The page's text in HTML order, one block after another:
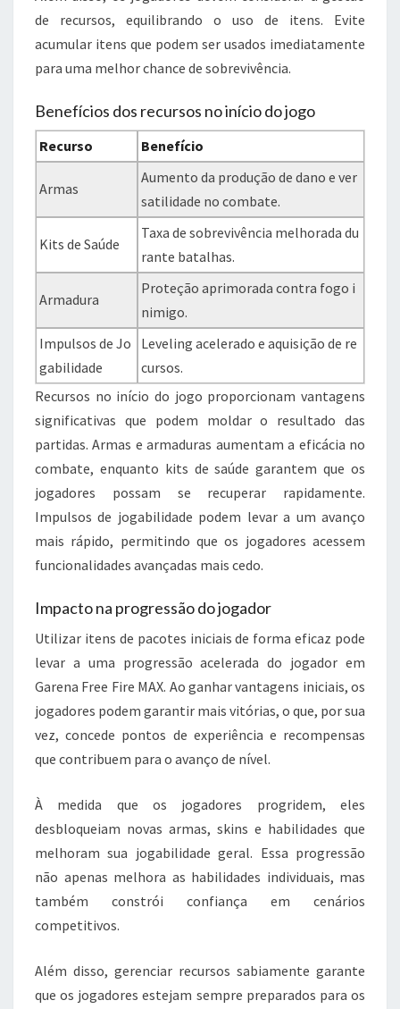
de recursos, equilibrando o uso de itens. Evite
acumular itens que podem ser usados imediatamente
para uma melhor chance de sobrevivência.
Benefícios dos recursos no início do jogo
Recurso Benefício
Armas
Aumento da produção de dano e ver
satilidade no combate.
Kits de Saúde
Taxa de sobrevivência melhorada du
rante batalhas.
Armadura
Proteção aprimorada contra fogo i
nimigo.
Impulsos de Jo
gabilidade
Leveling acelerado e aquisição de re
cursos.
Recursos no início do jogo proporcionam vantagens
significativas que podem moldar o resultado das
partidas. Armas e armaduras aumentam a eficácia no
combate, enquanto kits de saúde garantem que os
jogadores possam se recuperar rapidamente.
Impulsos de jogabilidade podem levar a um avanço
mais rápido, permitindo que os jogadores acessem
funcionalidades avançadas mais cedo.
Impacto na progressão do jogador
Utilizar itens de pacotes iniciais de forma eficaz pode
levar a uma progressão acelerada do jogador em
Garena Free Fire MAX. Ao ganhar vantagens iniciais, os
jogadores podem garantir mais vitórias, o que, por sua
vez, concede pontos de experiência e recompensas
que contribuem para o avanço de nível.
À medida que os jogadores progridem, eles
desbloqueiam novas armas, skins e habilidades que
melhoram sua jogabilidade geral. Essa progressão
não apenas melhora as habilidades individuais, mas
também constrói confiança em cenários
competitivos.
Além disso, gerenciar recursos sabiamente garante
que os jogadores estejam sempre preparados para os